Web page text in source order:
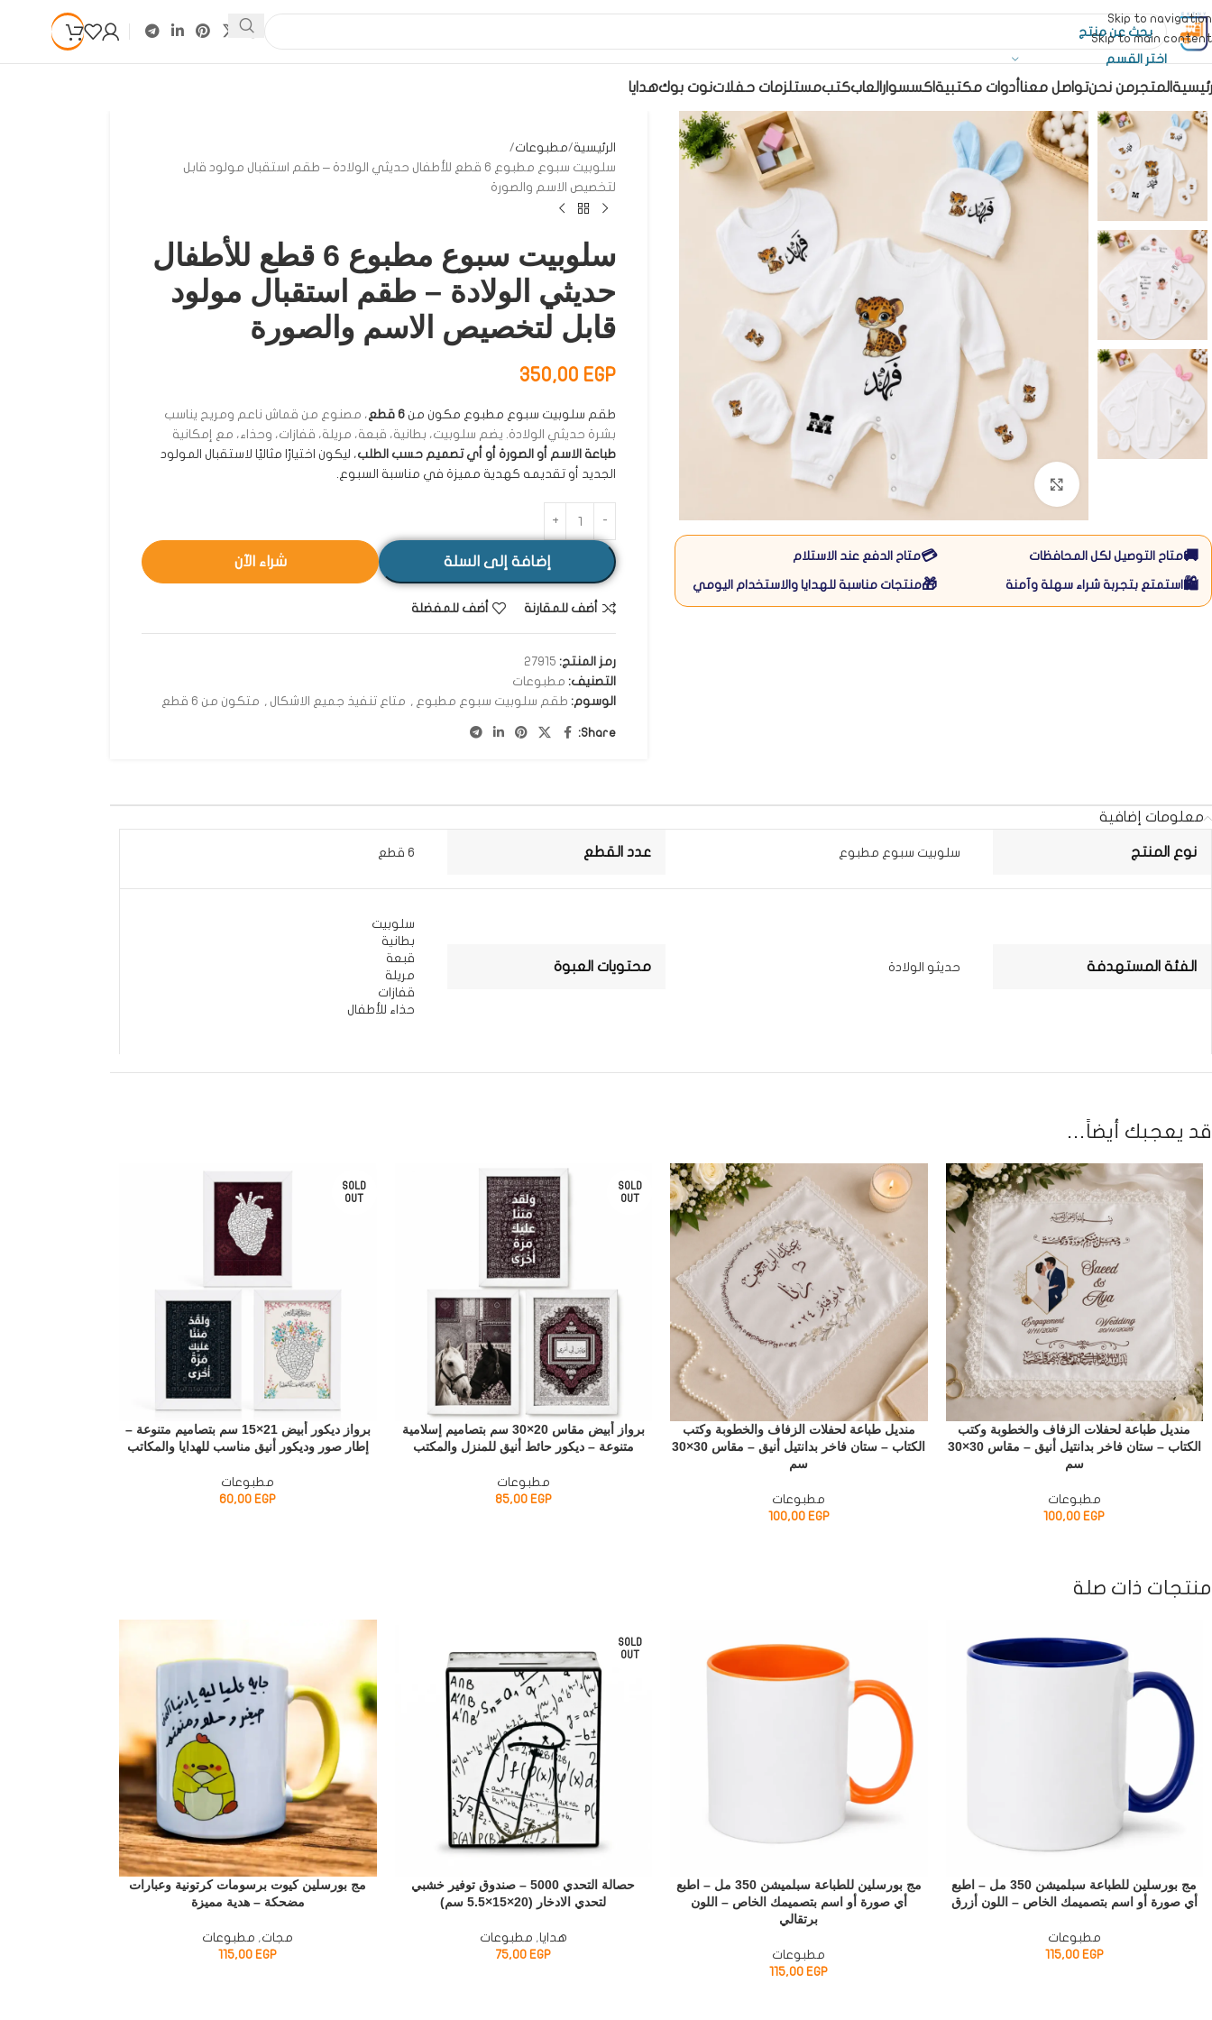
Skip to navigation
Skip to main content
اختر القسم
المتجرمن نحنتواصل معنا أدوات مكتبيةاكسسوار العابكتبمستلزمات حفلاتنوت بوكهدايا
🚚متاح التوصيل لكل المحافظات 💳متاح الدفع عند الاستلام
🛍️ استمتع بتجربة شراء سهلة وآمنة 🎁منتجات مناسبة للهدايا والاستخدام اليومي
الرئيسية مطبوعات
سلوبيت سبوع مطبوع 6 قطع للأطفال حديثي الولادة – طقم استقبال مولود قابل
لتخصيص الاسم والصورة
سلوبيت سبوع مطبوع 6 قطع للأطفال
حديثي الولادة – طقم استقبال مولود
قابل لتخصيص الاسم والصورة
350,00 EGP
طقم سلوبيت سبوع مطبوع مكون من 6 قطع
، مصنوع من قماش ناعم ومريح يناسب
بشرة حديثي الولادة. يضم سلوبيت، بطانية، قبعة، مريلة، قفازات، وحذاء، مع إمكانية
طباعة الاسم أو الصورة أو أي تصميم حسب الطلب، ليكون اختيارًا مثاليًا لاستقبال المولود
الجديد أو تقديمه كهدية مميزة في مناسبة السبوع.
إضافة إلى السلة شراء الآن
أضف للمقارنة أضف للمفضلة
رمز المنتج: 27915
التصنيف: مطبوعات
الوسوم: طقم سلوبيت سبوع مطبوع , متاع تنفيذ جميع الاشكال , متكون من 6 قطع
Share:
معلومات إضافية
نوع المنتج سلوبيت سبوع مطبوع عدد القطع 6 قطع
الفئة المستهدفة حديثو الولادة محتويات العبوة
سلوبيت
بطانية
قبعة
مريلة
قفازات
حذاء للأطفال
قد يعجبك أيضاً…
منديل طباعة لحفلات الزفاف والخطوبة وكتب
الكتاب – ستان فاخر بدانتيل أنيق – مقاس 30×30
سم
مطبوعات
100,00EGP
منديل طباعة لحفلات الزفاف والخطوبة وكتب
الكتاب – ستان فاخر بدانتيل أنيق – مقاس 30×30
سم
مطبوعات
100,00 EGP
SOLD
OUT
برواز أبيض مقاس 20×30 سم بتصاميم إسلامية
متنوعة – ديكور حائط أنيق للمنزل والمكتب
مطبوعات
85,00 EGP
SOLD
OUT
برواز ديكور أبيض 21×15 سم بتصاميم متنوعة –
إطار صور وديكور أنيق مناسب للهدايا والمكاتب
مطبوعات
60,00EGP
منتجات ذات صلة
مج بورسلين للطباعة سبلميشن 350 مل – اطبع
أي صورة أو اسم بتصميمك الخاص – اللون أزرق
مطبوعات
115,00 EGP
مج بورسلين للطباعة سبلميشن 350 مل – اطبع
أي صورة أو اسم بتصميمك الخاص – اللون
برتقالي
مطبوعات
115,00EGP
SOLD
OUT
حصالة التحدي 5000 – صندوق توفير خشبي
لتحدي الادخار (20×15×5.5 سم)
هدايا, مطبوعات
75,00EGP
مج بورسلين كيوت برسومات كرتونية وعبارات
مضحكة – هدية مميزة
مجات, مطبوعات
115,00EGP